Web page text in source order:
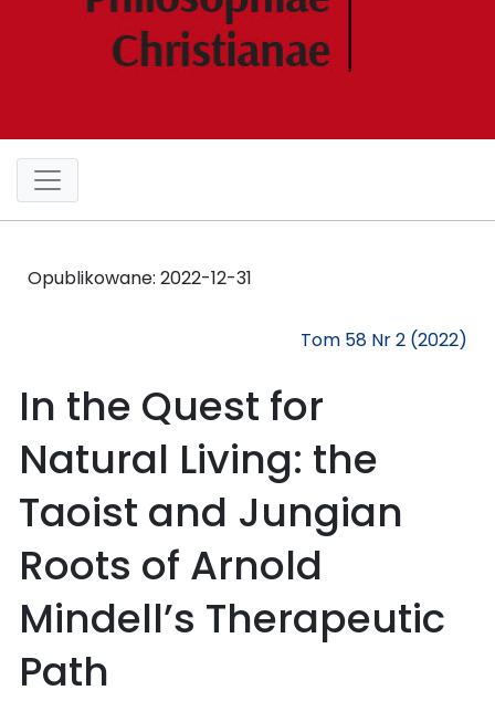
Opublikowane: 2022-12-31
Tom 58 Nr 2 (2022)
In the Quest for
Natural Living: the
Taoist and Jungian
Roots of Arnold
Mindell’s Therapeutic
Path